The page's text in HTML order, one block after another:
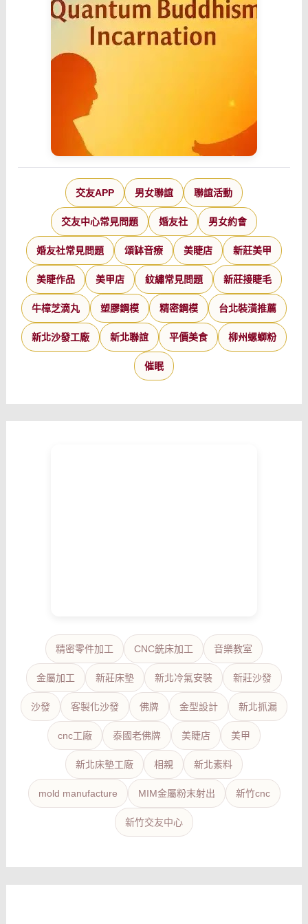
交友APP 男女聯誼 聯誼活動
交友中心常見問題 婚友社 男女約會
婚友社常見問題 頌缽音療 美睫店 新莊美甲
美睫作品 美甲店 紋繡常見問題 新莊接睫毛
牛樟芝滴丸 塑膠鋼模 精密鋼模 台北裝潢推薦
新北沙發工廠 新北聯誼 平價美食 柳州螺螄粉
催眠
精密零件加工 CNC銑床加工 音樂教室
金屬加工 新莊床墊 新北冷氣安裝 新莊沙發
沙發 客製化沙發 佛牌 金型設計 新北抓漏
cnc工廠 泰國老佛牌 美睫店 美甲
新北床墊工廠 相親 新北素料
mold manufacture MIM金屬粉末射出 新竹cnc
新竹交友中心